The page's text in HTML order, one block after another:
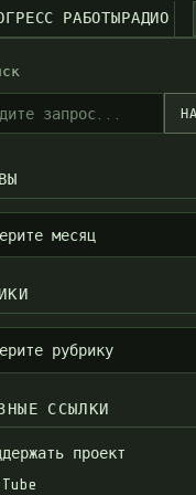
РАБОТЫРАДИО
месяц
рубрику
ССЫЛКИ
проект